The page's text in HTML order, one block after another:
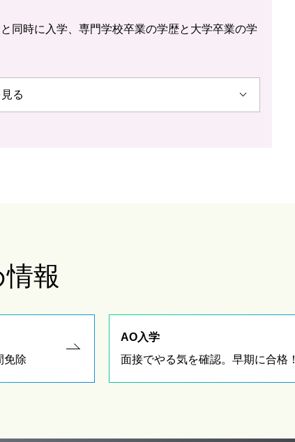
同時に入学、専門学校卒業の学歴と大学卒業の学
る
報
免除
AO入学
面接でやる気を確認。早期に合格！